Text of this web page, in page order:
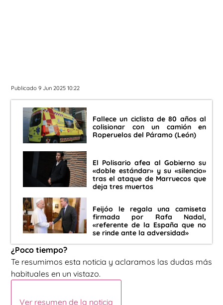
Publicado 9 Jun 2025 10:22
Fallece un ciclista de 80 años al
colisionar con un camión en
Roperuelos del Páramo (León)
El Polisario afea al Gobierno su
«doble estándar» y su «silencio»
tras el ataque de Marruecos que
deja tres muertos
Feijóo le regala una camiseta
firmada por Rafa Nadal,
«referente de la España que no
se rinde ante la adversidad»
¿Poco tiempo?
Te resumimos esta noticia y aclaramos las dudas más
habituales en un vistazo.
Ver resumen de la noticia